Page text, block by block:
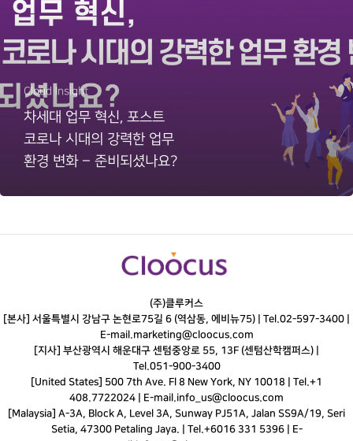
Cloud Insight
차세대 업무 혁신, 포스트
코로나 시대의 강력한 업무
환경 변화 – 준비되셨나요?
(주)클루커스
[본사] 서울특별시 강남구 논현로75길 6 (역삼동, 에비뉴75) | Tel.02-597-3400
E-mail.marketing@cloocus.com
[지사] 부산광역시 해운대구 센텀중앙로 55, 13F (센텀산학캠퍼스) |
Tel.051-900-3400
[United States] 500 7th Ave. Fl 8 New York, NY 10018 | Tel.+1
408.7722024 | E-mail.info_us@cloocus.com
[Malaysia] A-3A, Block A, Level 3A, Sunway PJ51A, Jalan SS9A/19, Seri
Setia, 47300 Petaling Jaya. | Tel.+6016 331 5396 | E-